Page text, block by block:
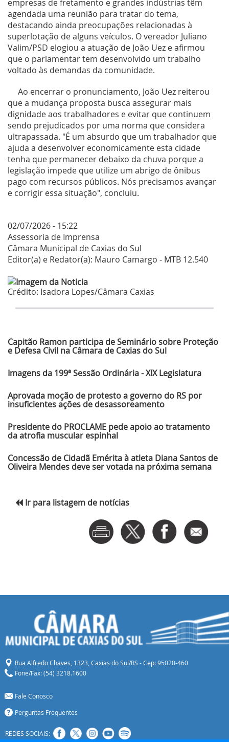
empresas de fretamento e grandes indústrias têm
agendada uma reunião para tratar do tema,
destacando ainda preocupações relacionadas à
superlotação de alguns veículos. O vereador Juliano
Valim/PSD elogiou a atuação de João Uez e afirmou
que o parlamentar tem desenvolvido um trabalho
voltado às demandas da comunidade.
Ao encerrar o pronunciamento, João Uez reiterou
que a mudança proposta busca assegurar mais
dignidade aos trabalhadores e evitar que continuem
sendo prejudicados por uma norma que considera
ultrapassada. "É um absurdo que um trabalhador que
ajuda a desenvolver economicamente esta cidade
tenha que permanecer debaixo da chuva porque a
legislação impede que utilize um abrigo de ônibus
pago com recursos públicos. Nós precisamos avançar
e corrigir essa situação", concluiu.
02/07/2026 - 15:22
Assessoria de Imprensa
Câmara Municipal de Caxias do Sul
Editor(a) e Redator(a): Mauro Camargo - MTB 12.540
Crédito: Isadora Lopes/Câmara Caxias
Capitão Ramon participa de Seminário sobre Proteção
e Defesa Civil na Câmara de Caxias do Sul
Imagens da 199ª Sessão Ordinária - XIX Legislatura
Aprovada moção de protesto a governo do RS por
insuficientes ações de desassoreamento
Presidente do PROCLAME pede apoio ao tratamento
da atrofia muscular espinhal
Concessão de Cidadã Emérita à atleta Diana Santos de
Oliveira Mendes deve ser votada na próxima semana
Ir para listagem de notícias
Rua Alfredo Chaves, 1323, Caxias do Sul/RS - Cep: 95020-460
Fone/Fax: (54) 3218.1600
Fale Conosco
Perguntas Frequentes
REDES SOCIAIS: